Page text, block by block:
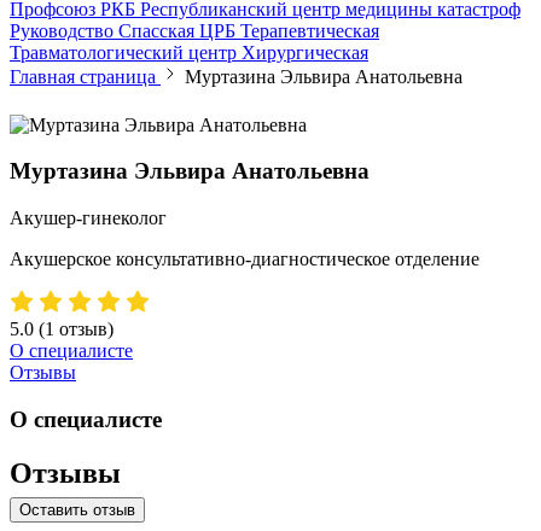
Профсоюз РКБ Республиканский центр медицины катастроф
Руководство Спасская ЦРБ Терапевтическая
Травматологический центр Хирургическая
Главная страница
Муртазина Эльвира Анатольевна
Муртазина Эльвира Анатольевна
Акушер-гинеколог
Акушерское консультативно-диагностическое отделение
5.0 (1 отзыв)
О специалисте
Отзывы
О специалисте
Отзывы
Оставить отзыв